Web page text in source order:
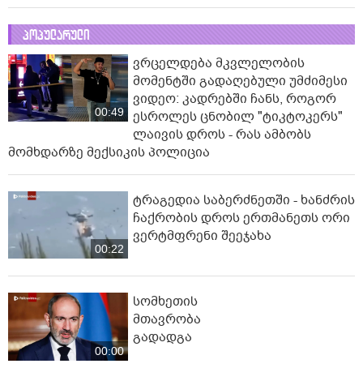
პოპულარული
00:49
ვრცელდება მკვლელობის
მომენტში გადაღებული უმძიმესი
ვიდეო: კადრებში ჩანს, როგორ
ესროლეს ცნობილ "ტიკტოკერს"
ლაივის დროს - რას ამბობს
მომხდარზე მექსიკის პოლიცია
00:22
ტრაგედია საბერძნეთში - ხანძრის
ჩაქრობის დროს ერთმანეთს ორი
ვერტმფრენი შეეჯახა
00:00
სომხეთის
მთავრობა
გადადგა